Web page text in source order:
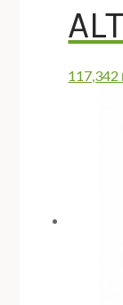
117,342